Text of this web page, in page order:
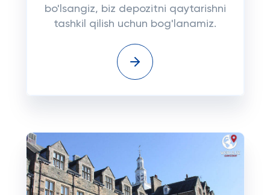
bo'lsangiz, biz depozitni qaytarishni
tashkil qilish uchun bog'lanamiz.